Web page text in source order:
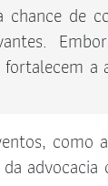
chance de
como